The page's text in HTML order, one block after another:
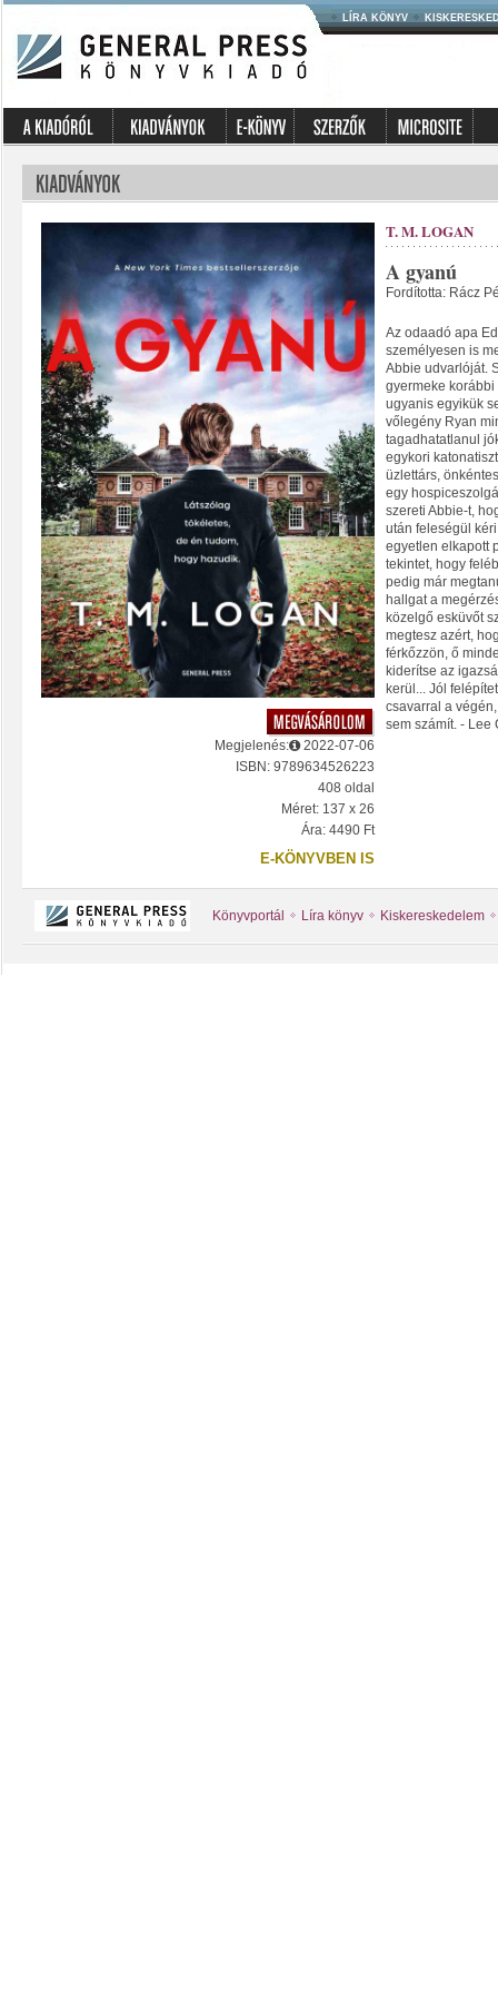
LÍRA KÖNYV
Megjelenés:
2022-07-06
ISBN: 9789634526223
408 oldal
Méret: 137 x 26
Ára: 4490 Ft
E-KÖNYVBEN IS
T. M. LOGAN
A gyanú
Fordította: Rácz
Az odaadó apa
személyesen is
Abbie udvarlóját.
gyermeke
ugyanis egyikük
vőlegény Ryan
tagadhatatlanul
egykori
üzlettárs,
egy
szereti Abbie-t,
után feleségül
egyetlen elkapott
tekintet, hogy
pedig már
hallgat a
közelgő esküvőt
megtesz azért,
férkőzzön, ő
kiderítse az
kerül... Jól
csavarral a
sem számít. - Lee
Könyvportál Líra könyv Kiskereskedelem